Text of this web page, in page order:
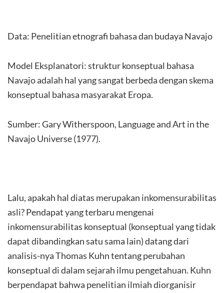
Data: Penelitian etnografi bahasa dan budaya Navajo
Model Eksplanatori: struktur konseptual bahasa
Navajo adalah hal yang sangat berbeda dengan skema
konseptual bahasa masyarakat Eropa.
Sumber: Gary Witherspoon, Language and Art in the
Navajo Universe (1977).
Lalu, apakah hal diatas merupakan inkomensurabilitas
asli? Pendapat yang terbaru mengenai
inkomensurabilitas konseptual (konseptual yang tidak
dapat dibandingkan satu sama lain) datang dari
analisis-nya Thomas Kuhn tentang perubahan
konseptual di dalam sejarah ilmu pengetahuan. Kuhn
berpendapat bahwa penelitian ilmiah diorganisir